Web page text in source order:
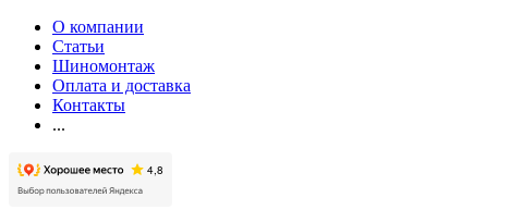
О компании
Статьи
Шиномонтаж
Оплата и доставка
Контакты
...